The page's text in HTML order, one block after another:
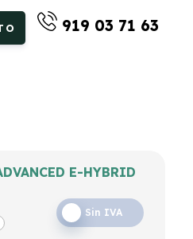
919 03 71 63
E-HYBRID
Sin IVA